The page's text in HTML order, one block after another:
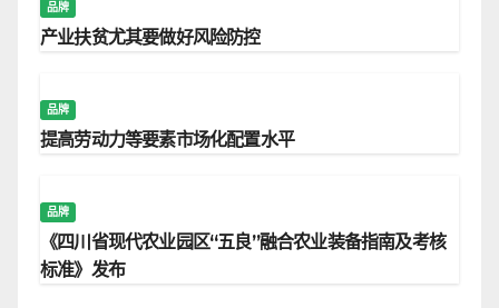
品牌
产业扶贫尤其要做好风险防控
品牌
提高劳动力等要素市场化配置水平
品牌
《四川省现代农业园区“五良”融合农业装备指南及考核
标准》发布